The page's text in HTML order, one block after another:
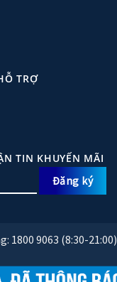
TRỢ
TIN KHUYẾN MÃI
1800 9063 (8:30-21:00)